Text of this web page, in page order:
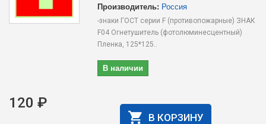
Производитель: Россия
-знаки ГОСТ серии F (противопожарные) ЗНАК
F04 Огнетушитель (фотолюминесцентный)
Пленка, 125*125..
В наличии
120 ₽
В КОРЗИНУ